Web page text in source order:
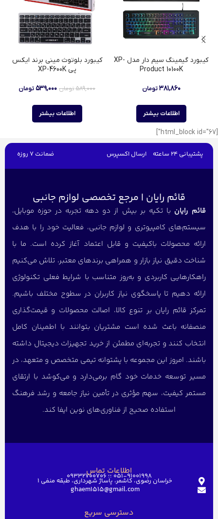
کیبورد گیمینگ سیم دار مدل XP-
Product 10100K
۳۸۱,۸۶۰ تومان
اطلاعات بیشتر
کیبورد بلوتوث مینی برند ایکس
پی XP-4600K
۵۸۹,۰۰۰تومان ۵۳۹,۰۰۰تومان
اطلاعات بیشتر
[html_block id="67"]
پشتیبانی 24 ساعته ارسال اکسپرس ضمانت 7 روزه
قائم رایان | مرجع تخصصی لوازم جانبی
قائم رایان با تکیه بر بیش از دو دهه تجربه در حوزه موبایل،
سیستم‌های کامپیوتری و لوازم جانبی، فعالیت خود را با هدف
ارائه محصولات باکیفیت و قابل اعتماد آغاز کرده است. ما با
شناخت دقیق نیاز بازار و همراهی برندهای معتبر، تلاش می‌کنیم
راهکارهایی کاربردی و به‌روز متناسب با شرایط فعلی تکنولوژی
ارائه دهیم تا پاسخگوی نیاز کاربران در سطوح مختلف باشیم.
تمرکز قائم رایان بر تنوع کالا، اصالت محصولات و قیمت‌گذاری
منصفانه باعث شده است مشتریان بتوانند با اطمینان کامل
انتخاب کنند و تجربه‌ای مطمئن از خرید تجهیزات دیجیتال داشته
باشند. امروز این مجموعه با پشتوانه تیمی متخصص و متعهد، در
مسیر توسعه خدمات خود گام برمی‌دارد و می‌کوشد با ارتقای
مستمر کیفیت، سهم مؤثری در تأمین نیاز جامعه و رشد فرهنگ
استفاده صحیح از فناوری‌های نوین ایفا کند.
اطلاعات تماس051-91001998 ؛؛ 09332700706
خراسان رضوی، کاشمر، پاساژ شهرداری، طبقه منفی ۱
ghaem1515@gmail.com
دسترسی سریع